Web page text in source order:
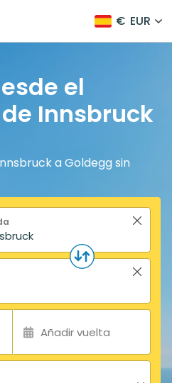
€ EUR
el
Innsbruck
a Goldegg sin
Añadir vuelta